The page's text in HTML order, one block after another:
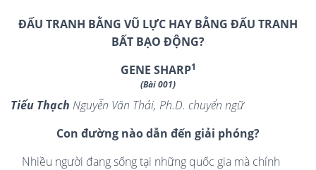
ĐẤU TRANH BẰNG VŨ LỰC HAY BẰNG ĐẤU TRANH
BẤT BẠO ĐỘNG?
GENE SHARP1
(Bài 001)
Tiểu Thạch Nguyễn Văn Thái, Ph.D. chuyển ngữ
Con đường nào dẫn đến giải phóng?
Nhiều người đang sống tại những quốc gia mà chính